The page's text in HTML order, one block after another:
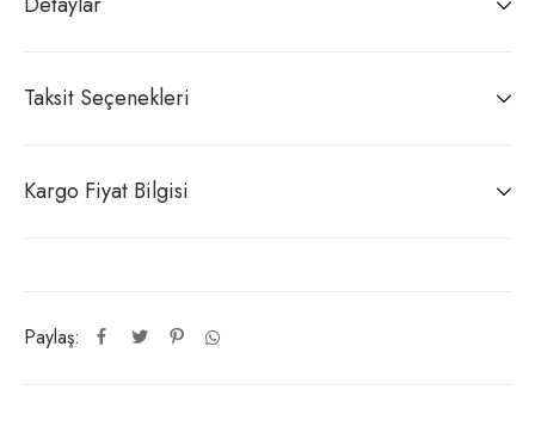
Paylaş:
Taksit Seçenekleri
Kargo Fiyat Bilgisi